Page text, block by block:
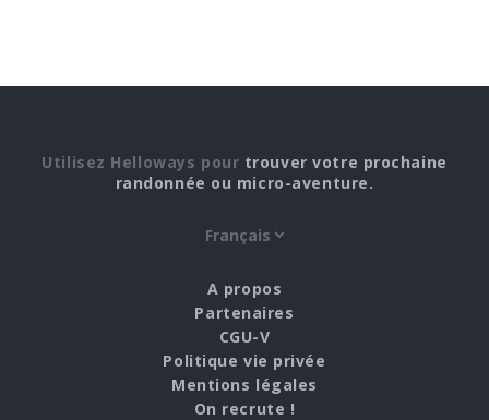
Utilisez Helloways pour trouver votre prochaine
randonnée ou micro-aventure.
A propos
Partenaires
CGU-V
Politique vie privée
Mentions légales
On recrute !